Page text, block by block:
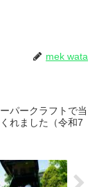
mek wata
パークラフトで当
れました（令和7